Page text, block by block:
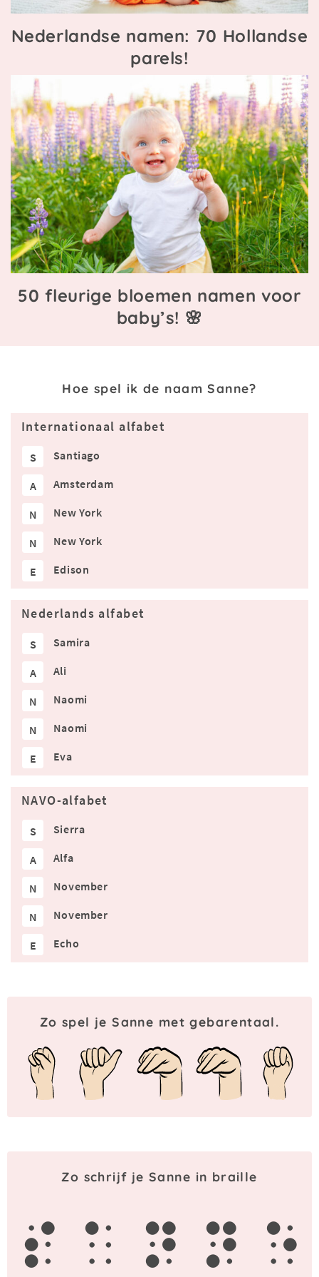
Nederlandse namen: 70 Hollandse
parels!
50 fleurige bloemen namen voor
baby’s! 🌸
Hoe spel ik de naam Sanne?
Internationaal alfabet
S Santiago
A Amsterdam
N New York
N New York
E Edison
Nederlands alfabet
S Samira
A Ali
N Naomi
N Naomi
E Eva
NAVO-alfabet
S Sierra
A Alfa
N November
N November
E Echo
Zo spel je Sanne met gebarentaal.
Zo schrijf je Sanne in braille
s a n n e